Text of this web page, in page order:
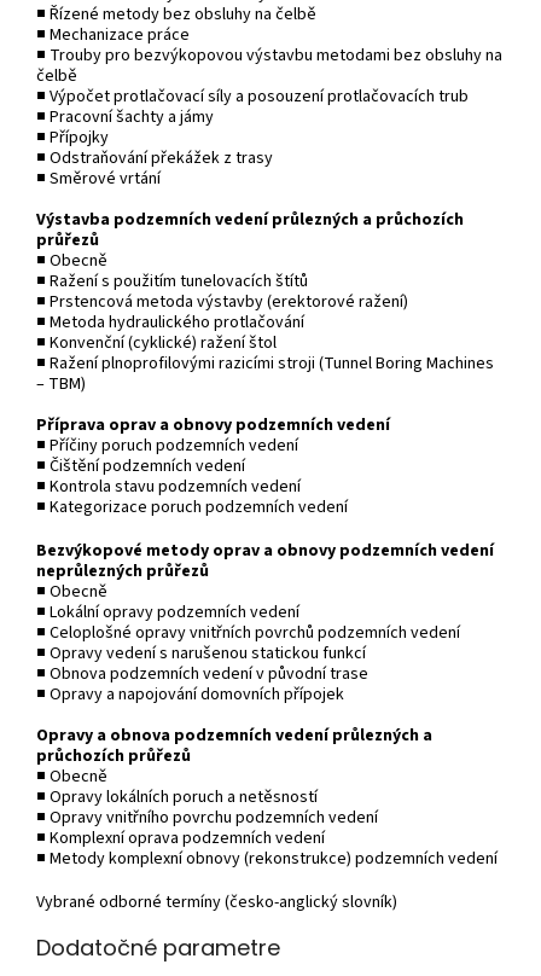
■ Řízené metody bez obsluhy na čelbě
■ Mechanizace práce
■ Trouby pro bezvýkopovou výstavbu metodami bez obsluhy na
čelbě
■ Výpočet protlačovací síly a posouzení protlačovacích trub
■ Pracovní šachty a jámy
■ Přípojky
■ Odstraňování překážek z trasy
■ Směrové vrtání
Výstavba podzemních vedení průlezných a průchozích
průřezů
■ Obecně
■ Ražení s použitím tunelovacích štítů
■ Prstencová metoda výstavby (erektorové ražení)
■ Metoda hydraulického protlačování
■ Konvenční (cyklické) ražení štol
■ Ražení plnoprofilovými razicími stroji (Tunnel Boring Machines
– TBM)
Příprava oprav a obnovy podzemních vedení
■ Příčiny poruch podzemních vedení
■ Čištění podzemních vedení
■ Kontrola stavu podzemních vedení
■ Kategorizace poruch podzemních vedení
Bezvýkopové metody oprav a obnovy podzemních vedení
neprůlezných průřezů
■ Obecně
■ Lokální opravy podzemních vedení
■ Celoplošné opravy vnitřních povrchů podzemních vedení
■ Opravy vedení s narušenou statickou funkcí
■ Obnova podzemních vedení v původní trase
■ Opravy a napojování domovních přípojek
Opravy a obnova podzemních vedení průlezných a
průchozích průřezů
■ Obecně
■ Opravy lokálních poruch a netěsností
■ Opravy vnitřního povrchu podzemních vedení
■ Komplexní oprava podzemních vedení
■ Metody komplexní obnovy (rekonstrukce) podzemních vedení
Vybrané odborné termíny (česko-anglický slovník)
Dodatočné parametre